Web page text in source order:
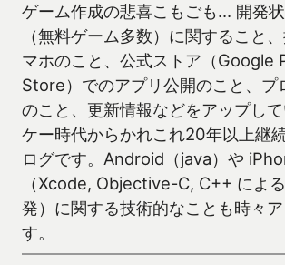
ゲーム作成の悲喜こもごも… 開発
（無料ゲーム多数）に関すること
マホのこと、公式ストア（Google
Store）でのアプリ公開のこと、プ
のこと、更新情報などをアップし
ケー時代からかれこれ20年以上継
ログです。Android（java）や
（Xcode, Objective-C, C++ によ
発）に関する技術的なことも時々
す。